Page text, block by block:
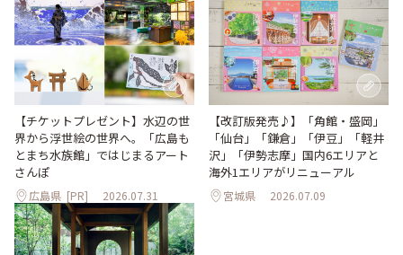
【チケットプレゼント】水辺の世
界から浮世絵の世界へ。「広島も
とまち水族館」ではじまるアート
さんぽ
広島県 [PR] 2026.07.31
【改訂版発売♪】「角館・盛岡」
「仙台」「鎌倉」「伊豆」「軽井
沢」「伊勢志摩」国内6エリアと
海外1エリアがリニューアル
宮城県 2026.07.09